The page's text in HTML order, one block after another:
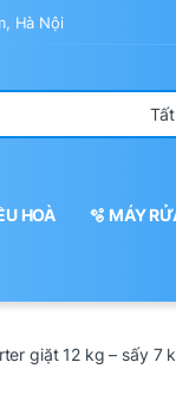
Hà Nội
HOÀ 🫧 MÁY
giặt 12 kg – sấy 7